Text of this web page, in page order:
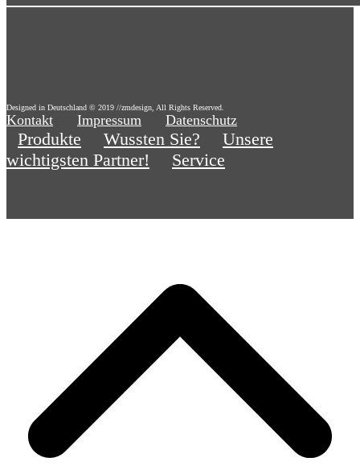
Designed in Deutschland © 2019 //zmdesign, All Rights Reserved.
Kontakt Impressum Datenschutz
Produkte Wussten Sie?
Unsere
wichtigsten Partner!
Service